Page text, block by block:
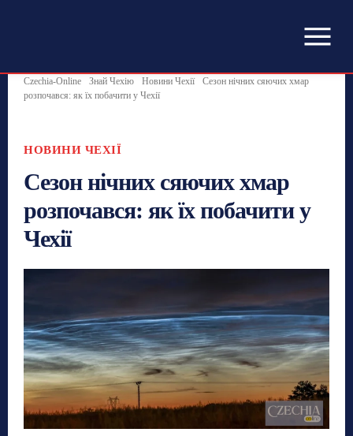
Czechia-Online Знай Чехію Новини Чехії
Сезон нічних сяючих хмар
розпочався: як їх побачити у Чехії
НОВИНИ ЧЕХІЇ
Сезон нічних сяючих хмар
розпочався: як їх побачити у
Чехії